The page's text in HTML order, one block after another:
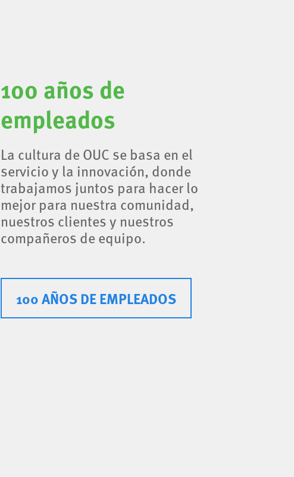
100 años de
empleados
La cultura de OUC se basa en el
servicio y la innovación, donde
trabajamos juntos para hacer lo
mejor para nuestra comunidad,
nuestros clientes y nuestros
compañeros de equipo.
100 AÑOS DE EMPLEADOS